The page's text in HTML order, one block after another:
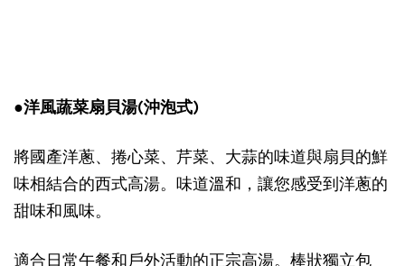
●洋風蔬菜扇貝湯(沖泡式)
將國產洋蔥、捲心菜、芹菜、大蒜的味道與扇貝的鮮
味相結合的西式高湯。味道溫和，讓您感受到洋蔥的
甜味和風味。
適合日常午餐和戶外活動的正宗高湯。棒狀獨立包